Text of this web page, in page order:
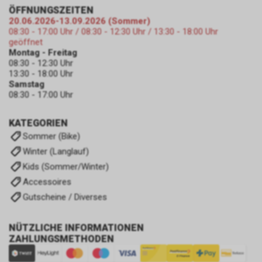
KATEGORIEN
Sommer (Bike)
Winter (Langlauf)
Kids (Sommer/Winter)
Accessoires
Gutscheine / Diverses
NÜTZLICHE INFORMATIONEN
ZAHLUNGSMETHODEN
ÖFFNUNGSZEITEN
20.06.2026-13.09.2026 (Sommer)
08:30 - 17:00 Uhr / 08:30 - 12:30 Uhr / 13:30 - 18:00 Uhr
geöffnet
Montag - Freitag
08:30 - 12:30 Uhr
13:30 - 18:00 Uhr
Samstag
08:30 - 17:00 Uhr